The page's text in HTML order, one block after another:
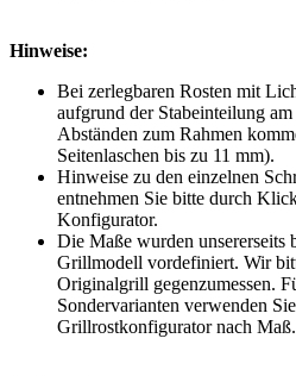
Hinweise:
Bei zerlegbaren Rosten mit
aufgrund der Stabeinteilung
Abständen zum Rahmen
Seitenlaschen bis zu 11 mm).
Hinweise zu den einzelnen
entnehmen Sie bitte durch
Konfigurator.
Die Maße wurden unsererseits
Grillmodell vordefiniert. Wir
Originalgrill gegenzumessen.
Sondervarianten verwenden
Grillrostkonfigurator nach Maß.